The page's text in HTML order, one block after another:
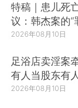
特稿｜患儿死
议：韩杰案的“
2026年08月10日
足浴店卖淫案
有人当股东有
2026年08月10日